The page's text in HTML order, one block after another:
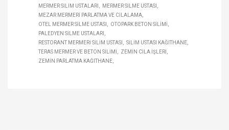
MERMER SILIM USTALARI
MERMER SILME USTASI
MEZAR MERMERI PARLATMA VE CILALAMA
OTEL MERMER SILME USTASI
OTOPARK BETON SILIMI
PALEDYEN SILME USTALARI
RESTORANT MERMERI SILIM USTASI
SILIM USTASI KAĞITHANE
TERAS MERMER VE BETON SILIMI
ZEMIN CILA IŞLERI
ZEMIN PARLATMA KAĞITHANE